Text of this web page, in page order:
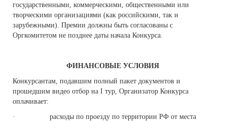
государственными, коммерческими, общественными или
творческими организациями (как российскими, так и
зарубежными). Премии должны быть согласованы с
Оргкомитетом не позднее даты начала Конкурса.
ФИНАНСОВЫЕ УСЛОВИЯ
Конкурсантам, подавшим полный пакет документов и
прошедшим видео отбор на I тур, Организатор Конкурса
оплачивает:
· расходы по проезду по территории РФ от места